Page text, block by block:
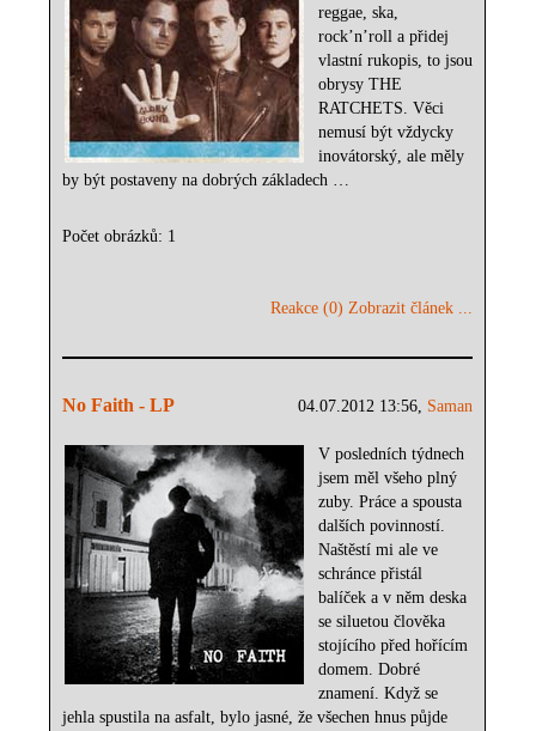
reggae, ska,
rock’n’roll a přidej
vlastní rukopis, to jsou
obrysy THE
RATCHETS. Věci
nemusí být vždycky
inovátorský, ale měly
by být postaveny na dobrých základech …
Počet obrázků: 1
Reakce (0) Zobrazit článek ...
04.07.2012 13:56, Saman
No Faith - LP
V posledních týdnech
jsem měl všeho plný
zuby. Práce a spousta
dalších povinností.
Naštěstí mi ale ve
schránce přistál
balíček a v něm deska
se siluetou člověka
stojícího před hořícím
domem. Dobré
znamení. Když se
jehla spustila na asfalt, bylo jasné, že všechen hnus půjde